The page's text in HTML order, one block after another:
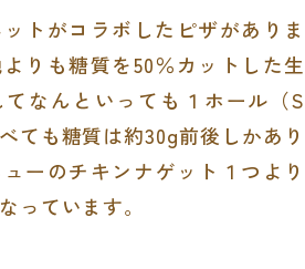
トがコラボしたピザがありま
りも糖質を50％カットした生
なんといっても１ホール（S
ても糖質は約30g前後しかあり
ーのチキンナゲット１つより
っています。